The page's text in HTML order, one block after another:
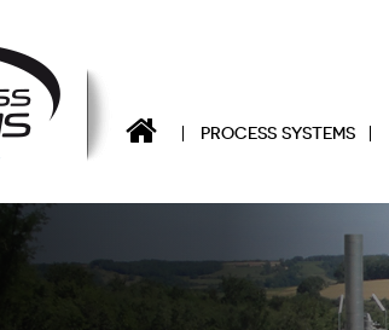
PROCESS SYSTEMS